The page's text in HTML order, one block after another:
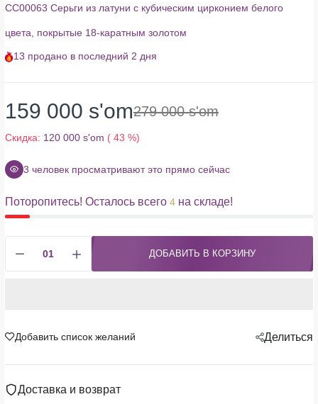
CC00063 Серьги из латуни с кубическим цирконием белого
цвета, покрытые 18-каратным золотом
13 продано в последний 2 дня
159 000 s'om279 000 s'om
Скидка: 120 000 s'om ( 43 %)
3 человек просматривают это прямо сейчас
Поторопитесь! Осталось всего 4 на складе!
ДОБАВИТЬ В КОРЗИНУ
Добавить список желаний Делиться
Доставка и возврат